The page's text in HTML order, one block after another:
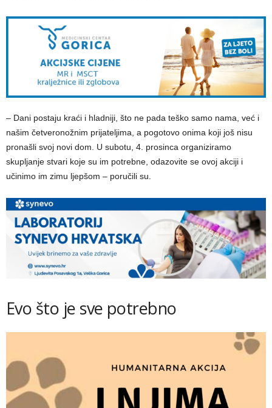
– Dani postaju kraći i hladniji, što ne pada teško samo nama, već i
našim četveronožnim prijateljima, a pogotovo onima koji još nisu
pronašli svoj novi dom. U subotu, 4. prosinca organiziramo
skupljanje stvari koje su im potrebne, odazovite se ovoj akciji i
učinimo im zimu ljepšom – poručili su.
Evo što je sve potrebno